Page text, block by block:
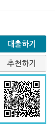
대출하기
추천하기